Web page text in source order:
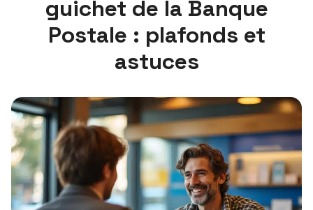
guichet de la Banque
Postale : plafonds et
astuces